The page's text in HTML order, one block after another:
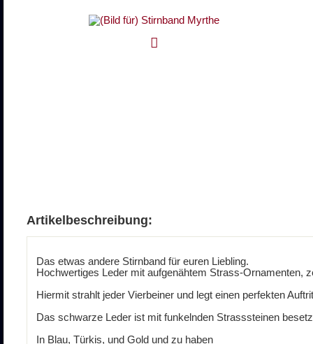
Artikelbeschreibung:
Das etwas andere Stirnband für euren Liebling.
Hochwertiges Leder mit aufgenähtem Strass-Ornamenten,
Hiermit strahlt jeder Vierbeiner und legt einen perfekten
Das schwarze Leder ist mit funkelnden Strasssteinen
In Blau, Türkis, und Gold und zu haben